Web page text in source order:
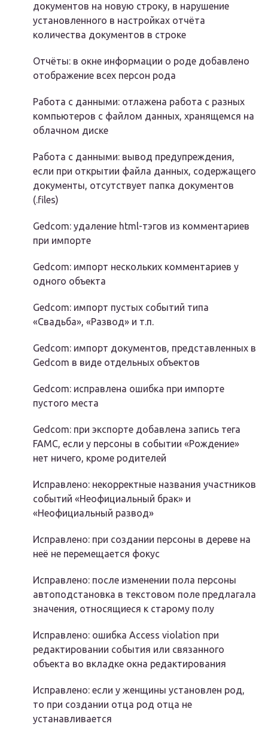
документов на новую строку, в нарушение
установленного в настройках отчёта
количества документов в строке
Отчёты: в окне информации о роде добавлено
отображение всех персон рода
Работа с данными: отлажена работа с разных
компьютеров с файлом данных, хранящемся на
облачном диске
Работа с данными: вывод предупреждения,
если при открытии файла данных, содержащего
документы, отсутствует папка документов
(.files)
Gedcom: удаление html-тэгов из комментариев
при импорте
Gedcom: импорт нескольких комментариев у
одного объекта
Gedcom: импорт пустых событий типа
«Свадьба», «Развод» и т.п.
Gedcom: импорт документов, представленных в
Gedcom в виде отдельных объектов
Gedcom: исправлена ошибка при импорте
пустого места
Gedcom: при экспорте добавлена запись тега
FAMC, если у персоны в событии «Рождение»
нет ничего, кроме родителей
Исправлено: некорректные названия участников
событий «Неофициальный брак» и
«Неофициальный развод»
Исправлено: при создании персоны в дереве на
неё не перемещается фокус
Исправлено: после изменении пола персоны
автоподстановка в текстовом поле предлагала
значения, относящиеся к старому полу
Исправлено: ошибка Access violation при
редактировании события или связанного
объекта во вкладке окна редактирования
Исправлено: если у женщины установлен род,
то при создании отца род отца не
устанавливается